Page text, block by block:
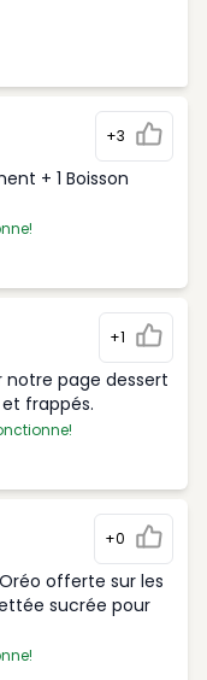
+3
+ 1 Boisson
+1
notre page dessert
frappés.
+0
offerte sur les
sucrée pour